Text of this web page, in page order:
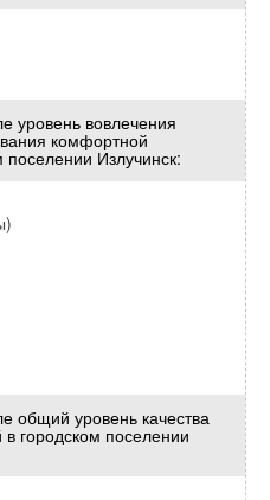
уровень вовлечения
комфортной
поселении Излучинск:
общий уровень качества
в городском поселении